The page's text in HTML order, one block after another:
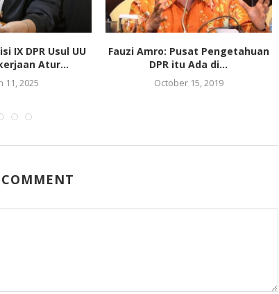
IX DPR Usul UU
Atur...
11, 2025
Fauzi Amro: Pusat Pengetahuan
DPR itu Ada di...
October 15, 2019